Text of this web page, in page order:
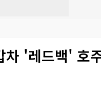
차 '레드백' 호